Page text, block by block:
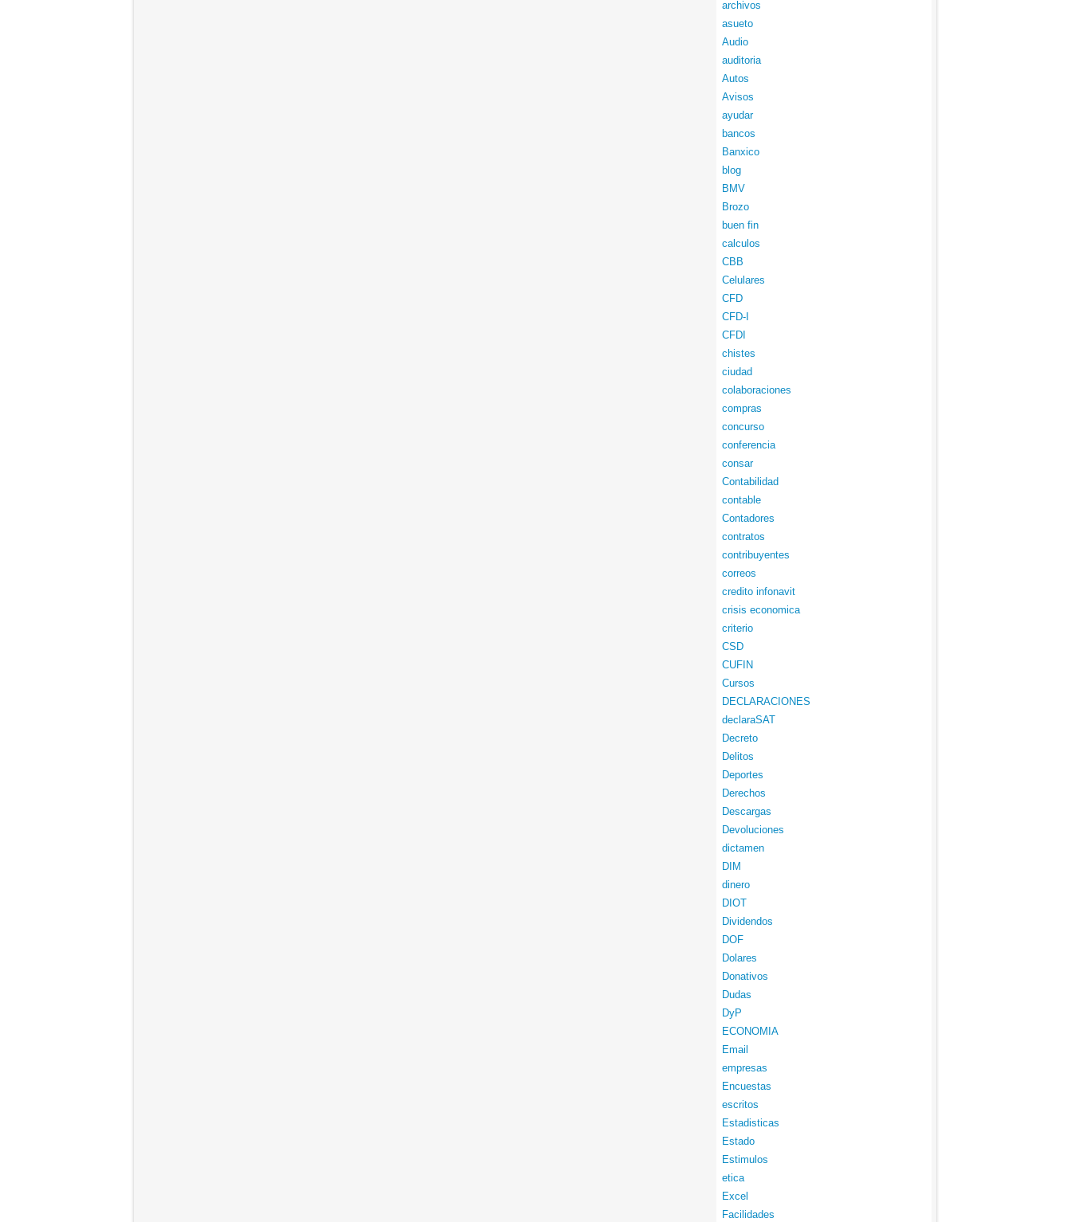
archivos
asueto
Audio
auditoria
Autos
Avisos
ayudar
bancos
Banxico
blog
BMV
Brozo
buen fin
calculos
CBB
Celulares
CFD
CFD-I
CFDI
chistes
ciudad
colaboraciones
compras
concurso
conferencia
consar
Contabilidad
contable
Contadores
contratos
contribuyentes
correos
credito infonavit
crisis economica
criterio
CSD
CUFIN
Cursos
DECLARACIONES
declaraSAT
Decreto
Delitos
Deportes
Derechos
Descargas
Devoluciones
dictamen
DIM
dinero
DIOT
Dividendos
DOF
Dolares
Donativos
Dudas
DyP
ECONOMIA
Email
empresas
Encuestas
escritos
Estadisticas
Estado
Estimulos
etica
Excel
Facilidades